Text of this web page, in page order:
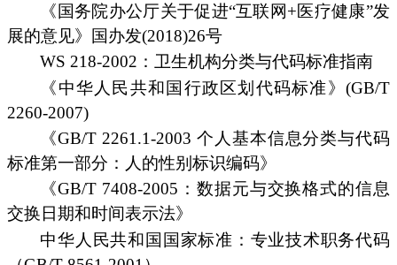
《国务院办公厅关于促进“互联网+医疗健康”发
展的意见》国办发(2018)26号
WS 218-2002：卫生机构分类与代码标准指南
《中华人民共和国行政区划代码标准》(GB/T
2260-2007)
《GB/T 2261.1-2003 个人基本信息分类与代码
标准第一部分：人的性别标识编码》
《GB/T 7408-2005：数据元与交换格式的信息
交换日期和时间表示法》
中华人民共和国国家标准：专业技术职务代码